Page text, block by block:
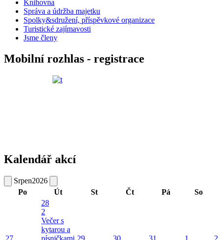
Knihovna
Správa a údržba majetku
Spolky&sdružení, příspěvkové organizace
Turistické zajímavosti
Jsme členy
Mobilní rozhlas - registrace
Kalendář akcí
Srpen2026
Po
Út St Čt Pá So
27
28
2
Večer s
kytarou a
písničkami 29
30
31
1
2